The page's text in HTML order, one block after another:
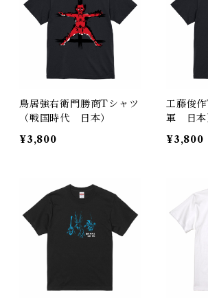
鳥居強右衛門勝商Tシャツ
（戦国時代 日本）
¥3,800
工藤俊
軍 日本
¥3,800